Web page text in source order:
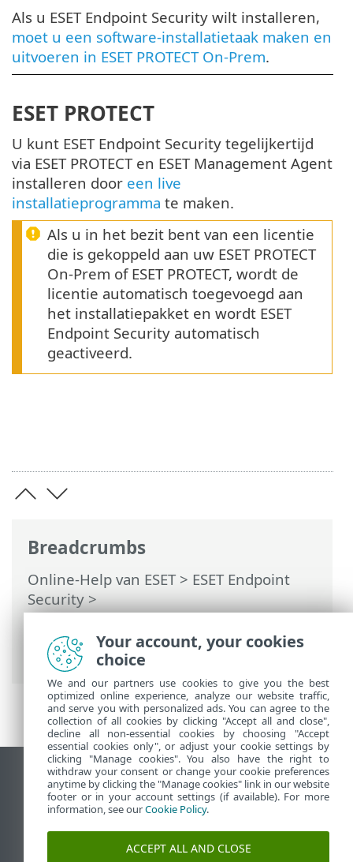
Breadcrumbs
Online-Help van ESET> ESET Endpoint
Security>
Installeren/upgraden/migreren>
Installatie op afstand > Implementatie via
ESET-beheerconsole
Als u ESET Endpoint Security wilt installeren,
moet u een software-installatietaak maken en
uitvoeren in ESET PROTECT On-Prem.
ESET PROTECT
U kunt ESET Endpoint Security tegelijkertijd
via ESET PROTECT en ESET Management Agent
installeren door een live
installatieprogramma te maken.
Als u in het bezit bent van een licentie
die is gekoppeld aan uw ESET PROTECT
On-Prem of ESET PROTECT, wordt de
licentie automatisch toegevoegd aan
het installatiepakket en wordt ESET
Endpoint Security automatisch
geactiveerd.
Bureaubladwebsite weergeven
End of Life
ESET Kennisbank
ESET-forum
Your account, your cookies
choice
We and our partners use cookies to give you the best
optimized online experience, analyze our website traffic,
and serve you with personalized ads. You can agree to the
collection of all cookies by clicking "Accept all and close",
decline all non-essential cookies by choosing "Accept
essential cookies only", or adjust your cookie settings by
clicking "Manage cookies". You also have the right to
withdraw your consent or change your cookie preferences
anytime by clicking the "Manage cookies" link in our website
footer or in your account settings (if available). For more
information, see ourCookie Policy.
ACCEPT ALL AND CLOSE